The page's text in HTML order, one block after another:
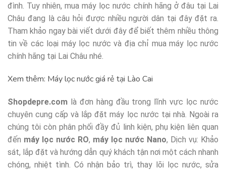
đình. Tuy nhiên, mua máy lọc nước chính hãng ở đâu tại Lai
Châu đang là câu hỏi được nhiều người dân tại đây đặt ra.
Tham khảo ngay bài viết dưới đây để biết thêm nhiều thông
tin về các loại máy lọc nước và địa chỉ mua máy lọc nước
chính hãng tại Lai Châu nhé.
Xem thêm: Máy lọc nước giá rẻ tại Lào Cai
Shopdepre.com là đơn hàng đầu trong lĩnh vực lọc nước
chuyên cung cấp và lắp đặt máy lọc nước tại nhà. Ngoài ra
chúng tôi còn phân phối đầy đủ linh kiện, phụ kiện liên quan
đến máy lọc nước RO, máy lọc nước Nano, Dịch vụ: Khảo
sát, lắp đặt và hướng dẫn quý khách tận nơi một cách nhanh
chóng, nhiệt tình. Có nhận bảo trì, thay lõi lọc nước, sửa